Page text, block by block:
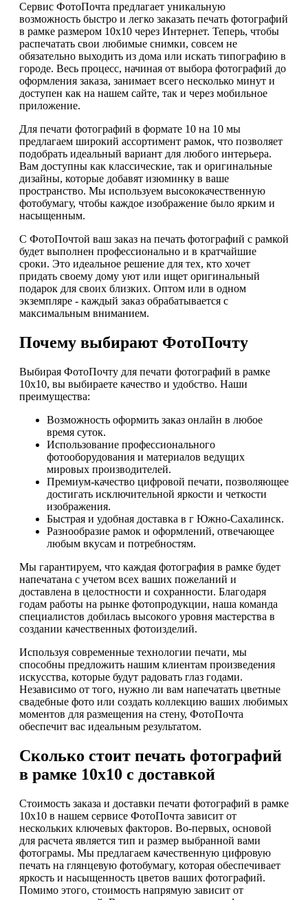
Сервис ФотоПочта предлагает уникальную
возможность быстро и легко заказать печать фотографий
в рамке размером 10х10 через Интернет. Теперь, чтобы
распечатать свои любимые снимки, совсем не
обязательно выходить из дома или искать типографию в
городе. Весь процесс, начиная от выбора фотографий до
оформления заказа, занимает всего несколько минут и
доступен как на нашем сайте, так и через мобильное
приложение.
Для печати фотографий в формате 10 на 10 мы
предлагаем широкий ассортимент рамок, что позволяет
подобрать идеальный вариант для любого интерьера.
Вам доступны как классические, так и оригинальные
дизайны, которые добавят изюминку в ваше
пространство. Мы используем высококачественную
фотобумагу, чтобы каждое изображение было ярким и
насыщенным.
С ФотоПочтой ваш заказ на печать фотографий с рамкой
будет выполнен профессионально и в кратчайшие
сроки. Это идеальное решение для тех, кто хочет
придать своему дому уют или ищет оригинальный
подарок для своих близких. Оптом или в одном
экземпляре - каждый заказ обрабатывается с
максимальным вниманием.
Почему выбирают ФотоПочту
Выбирая ФотоПочту для печати фотографий в рамке
10х10, вы выбираете качество и удобство. Наши
преимущества:
Возможность оформить заказ онлайн в любое
время суток.
Использование профессионального
фотооборудования и материалов ведущих
мировых производителей.
Премиум-качество цифровой печати, позволяющее
достигать исключительной яркости и четкости
изображения.
Быстрая и удобная доставка в г Южно-Сахалинск.
Разнообразие рамок и оформлений, отвечающее
любым вкусам и потребностям.
Мы гарантируем, что каждая фотография в рамке будет
напечатана с учетом всех ваших пожеланий и
доставлена в целостности и сохранности. Благодаря
годам работы на рынке фотопродукции, наша команда
специалистов добилась высокого уровня мастерства в
создании качественных фотоизделий.
Используя современные технологии печати, мы
способны предложить нашим клиентам произведения
искусства, которые будут радовать глаз годами.
Независимо от того, нужно ли вам напечатать цветные
свадебные фото или создать коллекцию ваших любимых
моментов для размещения на стену, ФотоПочта
обеспечит вас идеальным результатом.
Сколько стоит печать фотографий
в рамке 10х10 с доставкой
Стоимость заказа и доставки печати фотографий в рамке
10х10 в нашем сервисе ФотоПочта зависит от
нескольких ключевых факторов. Во-первых, основой
для расчета является тип и размер выбранной вами
фотограмы. Мы предлагаем качественную цифровую
печать на глянцевую фотобумагу, которая обеспечивает
яркость и насыщенность цветов ваших фотографий.
Помимо этого, стоимость напрямую зависит от